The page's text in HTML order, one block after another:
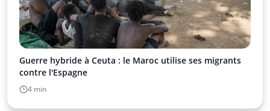
Guerre hybride à Ceuta : le Maroc utilise ses migrants
contre l'Espagne
4 min